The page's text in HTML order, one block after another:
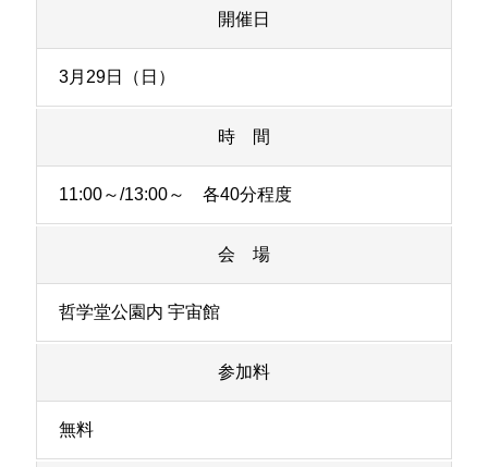
開催日
3月29日（日）
時 間
11:00～/13:00～ 各40分程度
会 場
哲学堂公園内 宇宙館
参加料
無料